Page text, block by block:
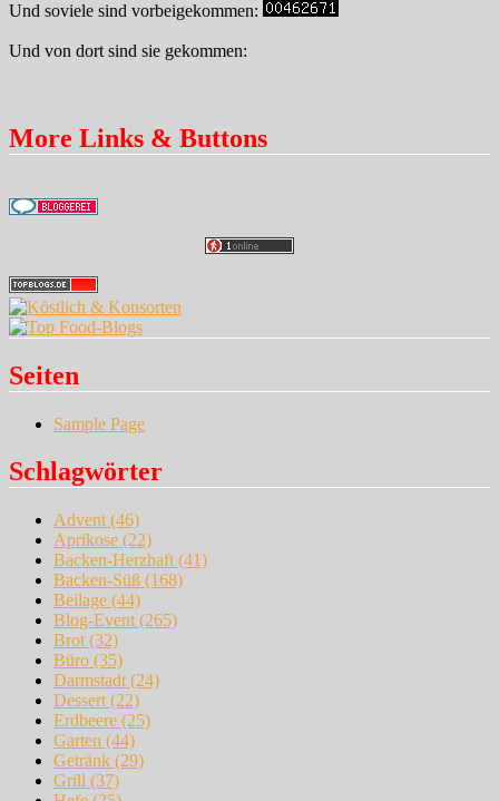
Und soviele sind vorbeigekommen:
Und von dort sind sie gekommen:
More Links & Buttons
Seiten
Sample Page
Schlagwörter
Advent (46)
Aprikose (22)
Backen-Herzhaft (41)
Backen-Süß (168)
Beilage (44)
Blog-Event (265)
Brot (32)
Büro (35)
Darmstadt (24)
Dessert (22)
Erdbeere (25)
Garten (44)
Getränk (29)
Grill (37)